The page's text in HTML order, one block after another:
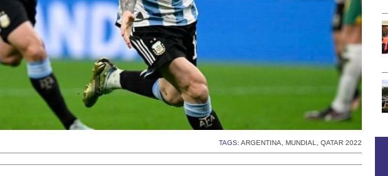
TAGS:ARGENTINA ,MUNDIAL ,QATAR 2022